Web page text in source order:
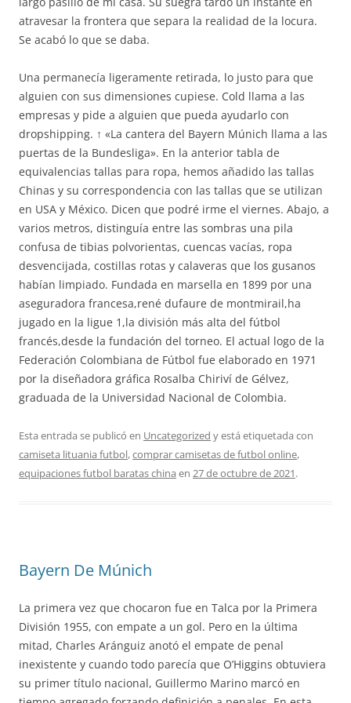
atravesar la frontera que separa la realidad de la locura.
Se acabó lo que se daba.
Una permanecía ligeramente retirada, lo justo para que
alguien con sus dimensiones cupiese. Cold llama a las
empresas y pide a alguien que pueda ayudarlo con
dropshipping. ↑ «La cantera del Bayern Múnich llama a las
puertas de la Bundesliga». En la anterior tabla de
equivalencias tallas para ropa, hemos añadido las tallas
Chinas y su correspondencia con las tallas que se utilizan
en USA y México. Dicen que podré irme el viernes. Abajo, a
varios metros, distinguía entre las sombras una pila
confusa de tibias polvorientas, cuencas vacías, ropa
desvencijada, costillas rotas y calaveras que los gusanos
habían limpiado. Fundada en marsella en 1899 por una
aseguradora francesa,rené dufaure de montmirail,ha
jugado en la ligue 1,la división más alta del fútbol
francés,desde la fundación del torneo. El actual logo de la
Federación Colombiana de Fútbol fue elaborado en 1971
por la diseñadora gráfica Rosalba Chiriví de Gélvez,
graduada de la Universidad Nacional de Colombia.
Esta entrada se publicó en Uncategorized y está etiquetada con
camiseta lituania futbol,comprar camisetas de futbol online,
equipaciones futbol baratas china en 27 de octubre de 2021.
Bayern De Múnich
La primera vez que chocaron fue en Talca por la Primera
División 1955, con empate a un gol. Pero en la última
mitad, Charles Aránguiz anotó el empate de penal
inexistente y cuando todo parecía que O’Higgins obtuviera
su primer título nacional, Guillermo Marino marcó en